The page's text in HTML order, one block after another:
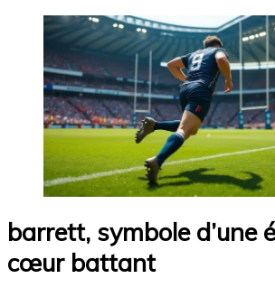
barrett, symbole d’une
cœur battant